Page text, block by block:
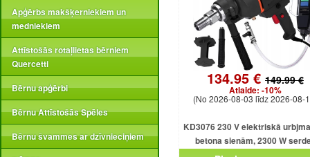
Apģērbs makšķerniekiem un
medniekiem
Attīstošās rotaļlietas bērniem
Quercetti
Bērnu apģērbi
Bērnu Attīstošās Spēles
Bērnu švammes ar dzīvnieciņiem
134.95 € 149.99 €
Atlaide: -10%
(No 2026-08-03 līdz 2026-08-
KD3076 230 V elektriskā
betona sienām, 2300 W
urbjmašīna ar dzesēšanu